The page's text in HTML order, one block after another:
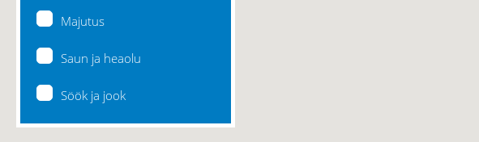
Majutus
Saun ja heaolu
Söök ja jook